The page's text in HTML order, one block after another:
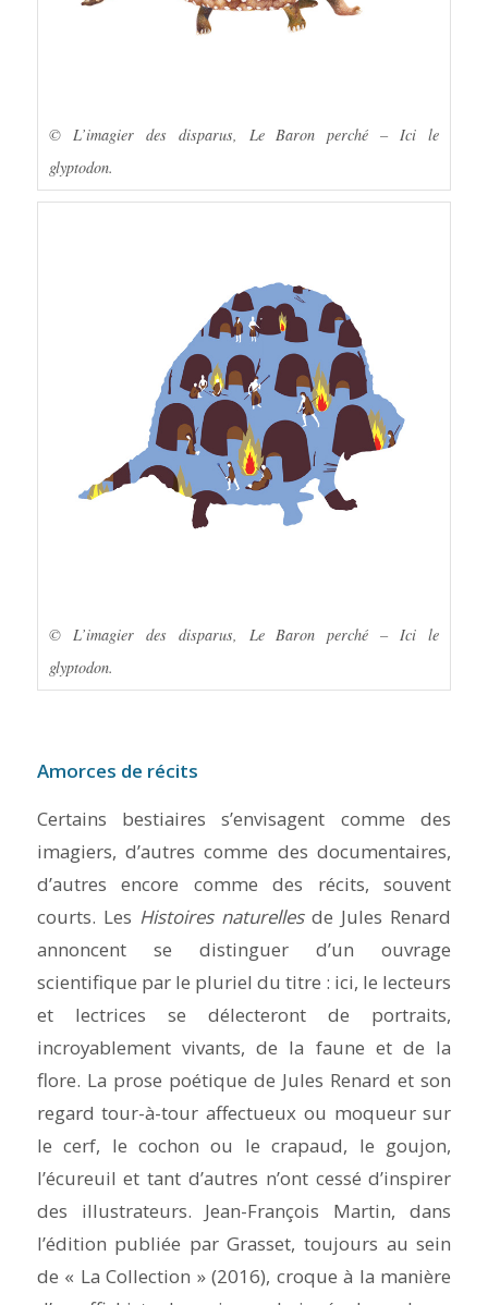
© L’imagier des disparus, Le Baron perché – Ici le
glyptodon.
© L’imagier des disparus, Le Baron perché – Ici le
glyptodon.
Amorces de récits
Certains bestiaires s’envisagent comme des
imagiers, d’autres comme des documentaires,
d’autres encore comme des récits, souvent
courts. Les Histoires naturellesde Jules Renard
annoncent se distinguer d’un ouvrage
scientifique par le pluriel du titre : ici, le lecteurs
et lectrices se délecteront de portraits,
incroyablement vivants, de la faune et de la
flore. La prose poétique de Jules Renard et son
regard tour-à-tour affectueux ou moqueur sur
le cerf, le cochon ou le crapaud, le goujon,
l’écureuil et tant d’autres n’ont cessé d’inspirer
des illustrateurs. Jean-François Martin, dans
l’édition publiée par Grasset, toujours au sein
de « La Collection » (2016), croque à la manière